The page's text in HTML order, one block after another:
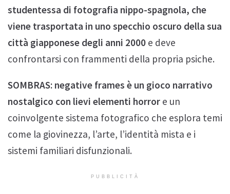
studentessa di fotografia nippo-spagnola, che
viene trasportata in uno specchio oscuro della sua
città giapponese degli anni 2000 e deve
confrontarsi con frammenti della propria psiche.
SOMBRAS: negative frames è un gioco narrativo
nostalgico con lievi elementi horror e un
coinvolgente sistema fotografico che esplora temi
come la giovinezza, l’arte, l’identità mista e i
sistemi familiari disfunzionali.
PUBBLICITÀ